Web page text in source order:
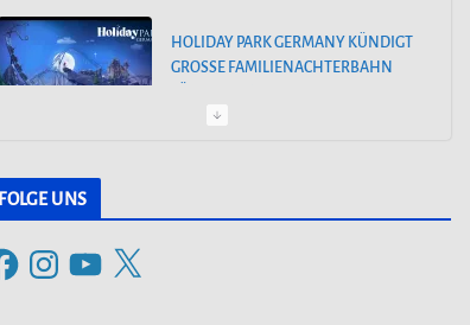
HOLIDAY PARK GERMANY KÜNDIGT
GROSSE FAMILIENACHTERBAHN F
FOLGE UNS
I
Y
X